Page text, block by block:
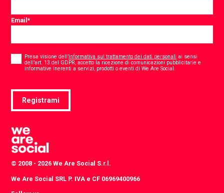
Email*
Presa visione dell’informativa sul trattamento dei dati personali ai sensi
dell’art. 13 del GDPR, accetto la ricezione di comunicazioni pubblicitarie e
informative inerenti a servizi, prodotti o eventi di We Are Social.
Registrami
© 2008 - 2026 We Are Social S.r.l.
We Are Social SRL P. IVA e CF 06969400966